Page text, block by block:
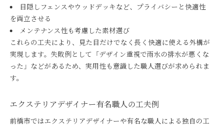
目隠しフェンスやウッドデッキなど、プライバシーと快適性
を両立させる
メンテナンス性も考慮した素材選び
これらの工夫により、見た目だけでなく長く快適に使える外構が
実現します。失敗例として「デザイン重視で雨水の排水が悪くな
った」などがあるため、実用性も意識した職人選びが求められま
す。
エクステリアデザイナー有名職人の工夫例
前橋市ではエクステリアデザイナーや有名な職人による独自の工